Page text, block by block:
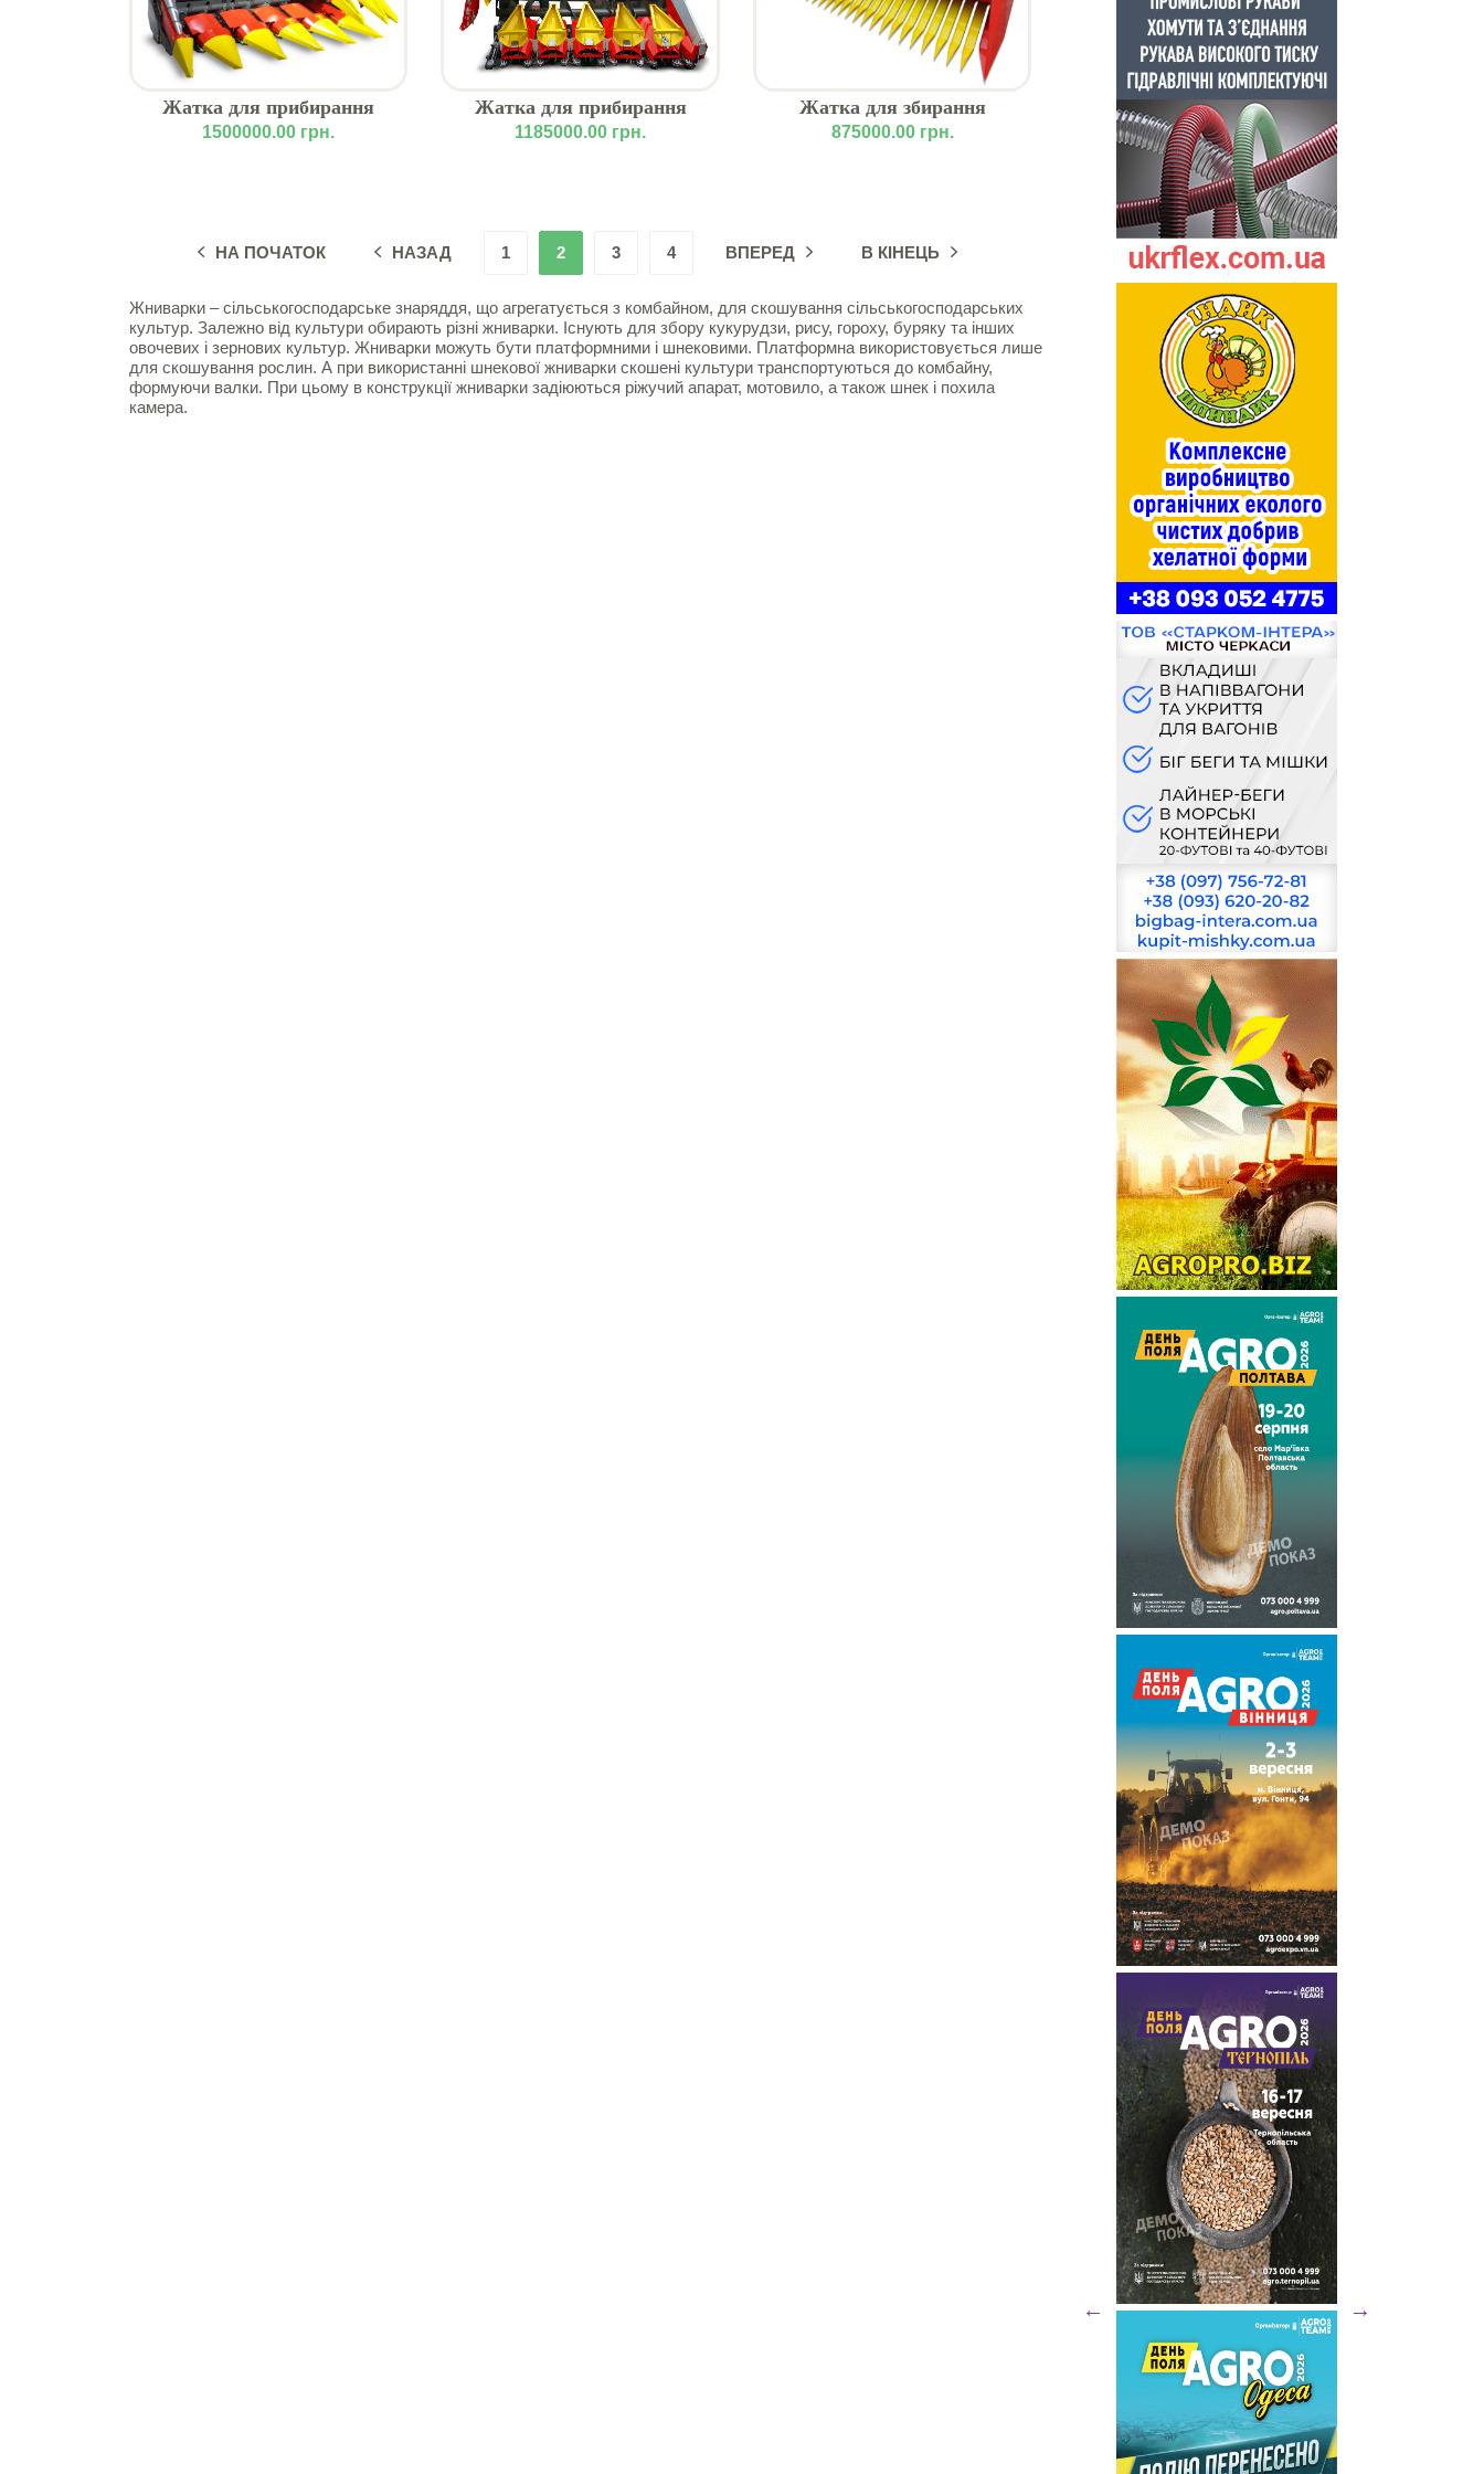
Жатка для прибирання
кукурудзи СС8К CCK «CORN
1500000.00 грн.
Жатка для прибирання
кукурудзи СС6К CCK «CORN
1185000.00 грн.
Жатка для збирання
соняшника SC 940
875000.00 грн.
НА ПОЧАТОК НАЗАД 1 2 3 4 ВПЕРЕД В КІНЕЦЬ
Жниварки – сільськогосподарське знаряддя, що агрегатується з комбайном, для скошування сільськогосподарських
культур. Залежно від культури обирають різні жниварки. Існують для збору кукурудзи, рису, гороху, буряку та інших
овочевих і зернових культур. Жниварки можуть бути платформними і шнековими. Платформна використовується лише
для скошування рослин. А при використанні шнекової жниварки скошені культури транспортуються до комбайну,
формуючи валки. При цьому в конструкції жниварки задіюються ріжучий апарат, мотовило, а також шнек і похила
камера.